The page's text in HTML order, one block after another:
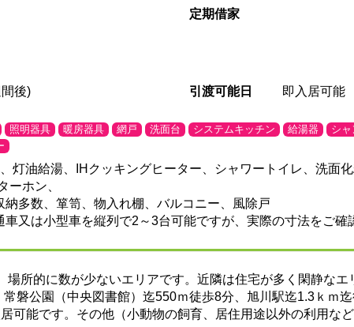
定期借家
後) 引渡可能日 即入居可能
照明器具 暖房器具 網戸 洗面台 システムキッチン 給湯器
シ
灯油給湯、IHクッキングヒーター、シャワートイレ、洗面
ホン、
多数、箪笥、物入れ棚、バルコニー、風除戸
又は小型車を縦列で2～3台可能ですが、実際の寸法をご確
場所的に数が少ないエリアです。近隣は住宅が多く閑静なエ
磐公園（中央図書館）迄550ｍ徒歩8分、旭川駅迄1.3ｋｍ
可能です。その他（小動物の飼育、居住用途以外の利用な